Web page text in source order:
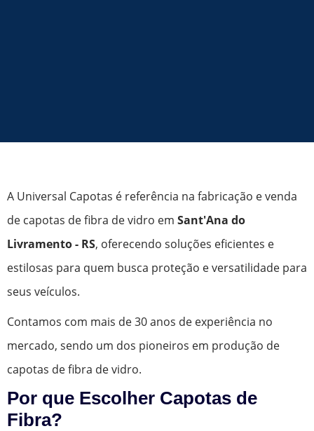
A Universal Capotas é referência na fabricação e venda
de capotas de fibra de vidro em Sant'Ana do
Livramento - RS, oferecendo soluções eficientes e
estilosas para quem busca proteção e versatilidade para
seus veículos.
Contamos com mais de 30 anos de experiência no
mercado, sendo um dos pioneiros em produção de
capotas de fibra de vidro.
Por que Escolher Capotas de
Fibra?